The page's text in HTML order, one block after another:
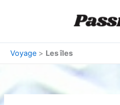
Voyage > Les îles